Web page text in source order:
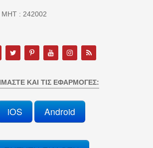
: 242002
ΚΑΙ ΤΙΣ ΕΦΑΡΜΟΓΈΣ:
iOS Android